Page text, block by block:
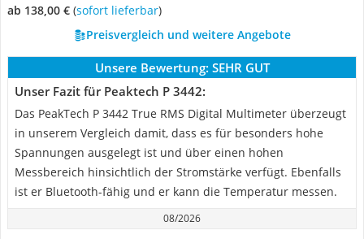
ab 138,00 € ( Sofort lieferbar)
Preisvergleich und weitere Angebote
Unsere Bewertung: SEHR GUT
Unser Fazit für Peaktech P 3442:
Das PeakTech P 3442 True RMS Digital Multimeter überzeugt
in unserem Vergleich damit, dass es für besonders hohe
Spannungen ausgelegt ist und über einen hohen
Messbereich hinsichtlich der Stromstärke verfügt. Ebenfalls
ist er Bluetooth-fähig und er kann die Temperatur messen.
08/2026